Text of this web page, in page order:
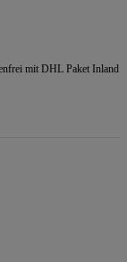
mit DHL Paket Inland